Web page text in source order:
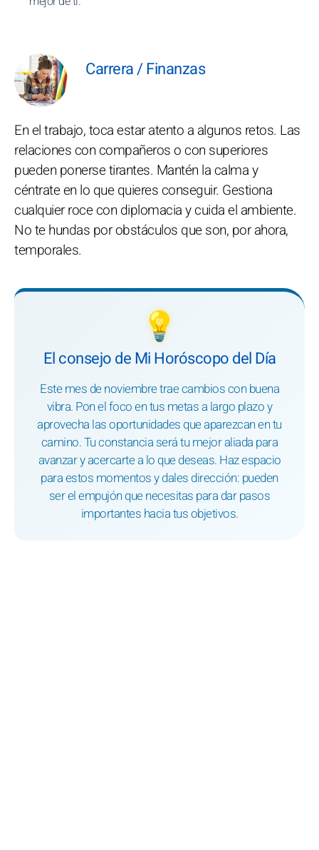
Carrera / Finanzas
En el trabajo, toca estar atento a algunos retos. Las
relaciones con compañeros o con superiores
pueden ponerse tirantes. Mantén la calma y
céntrate en lo que quieres conseguir. Gestiona
cualquier roce con diplomacia y cuida el ambiente.
No te hundas por obstáculos que son, por ahora,
temporales.
💡
El consejo de Mi Horóscopo del Día
Este mes de noviembre trae cambios con buena
vibra. Pon el foco en tus metas a largo plazo y
aprovecha las oportunidades que aparezcan en tu
camino. Tu constancia será tu mejor aliada para
avanzar y acercarte a lo que deseas. Haz espacio
para estos momentos y dales dirección: pueden
ser el empujón que necesitas para dar pasos
importantes hacia tus objetivos.